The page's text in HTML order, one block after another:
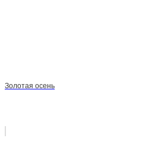
Золотая осень